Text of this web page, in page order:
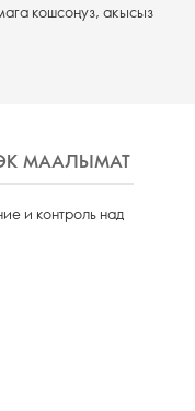
кошсоңуз, акысыз
МААЛЫМАТ
и контроль над